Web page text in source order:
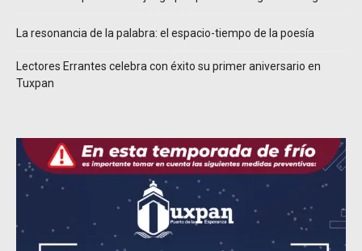
La resonancia de la palabra: el espacio-tiempo de la poesía
Lectores Errantes celebra con éxito su primer aniversario en
Tuxpan